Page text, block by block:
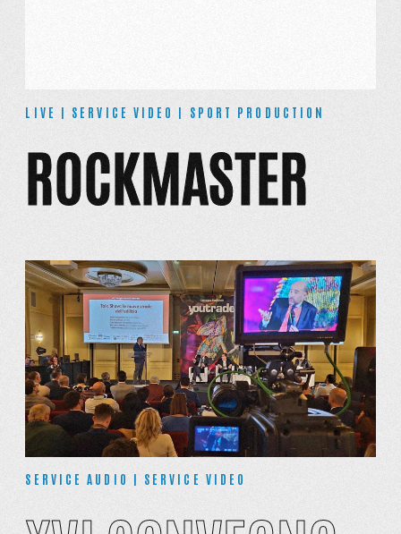
LIVE | SERVICE VIDEO | SPORT PRODUCTION
ROCKMASTER
SERVICE AUDIO | SERVICE VIDEO